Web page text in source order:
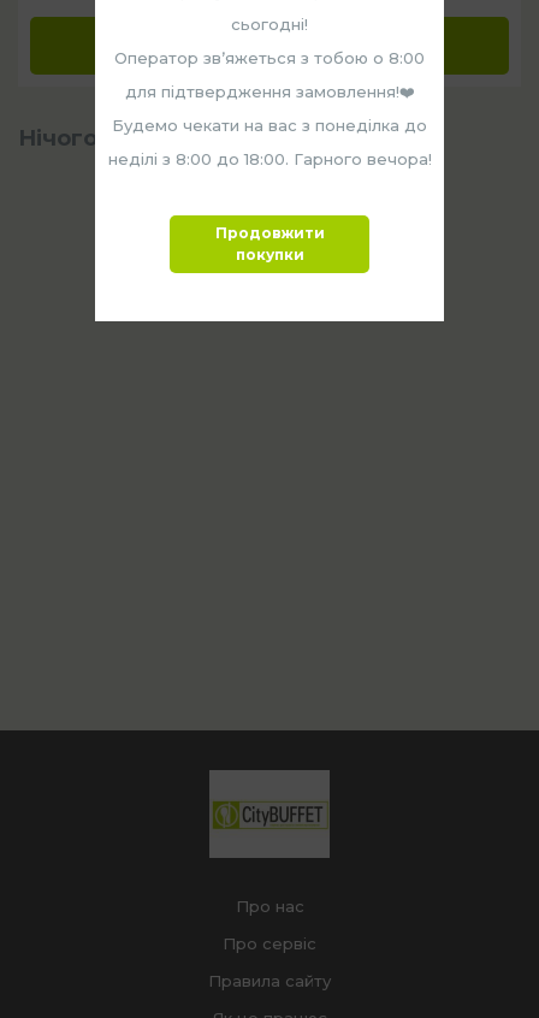
сьогодні!
Оператор звʼяжеться з тобою о 8:00
для підтвердження замовлення!❤️
Будемо чекати на вас з понеділка до
неділі з 8:00 до 18:00. Гарного вечора!
Продовжити
покупки
Нічого не знайдено
Про нас
Про сервіс
Правила сайту